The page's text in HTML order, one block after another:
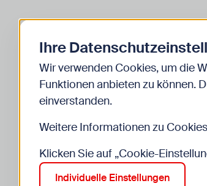
Start Kinder Veranstaltungen
Suche im
Suchen
Ihre
Wir verwenden Cookies, um die
Funktionen anbieten zu können.
einverstanden.
Weitere Informationen zu
Klicken Sie auf „Cookie-
Individuelle Einstellungen